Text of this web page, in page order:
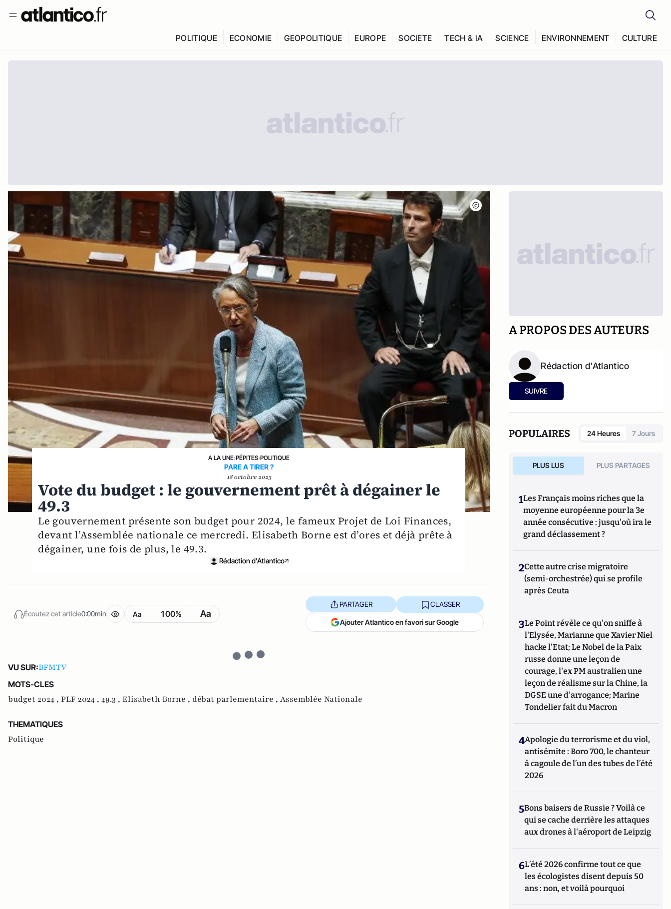
POLITIQUE ECONOMIE GEOPOLITIQUE EUROPE SOCIETE TECH & IA SCIENCE ENVIRONNEMENT CULTURE
A LA UNE›PÉPITES›POLITIQUE
PARE A TIRER ?
18 octobre 2023
Vote du budget : le gouvernement prêt à dégainer le
49.3
Le gouvernement présente son budget pour 2024, le fameux Projet de Loi Finances,
devant l’Assemblée nationale ce mercredi. Elisabeth Borne est d’ores et déjà prête à
dégainer, une fois de plus, le 49.3.
Rédaction d'Atlantico
Écoutez cet article0:00min Aa 100% Aa
PARTAGER CLASSER
Ajouter Atlantico en favori sur Google
VU SUR:BFMTV
MOTS-CLES
budget 2024 , PLF 2024 , 49.3 , Elisabeth Borne , débat parlementaire , Assemblée Nationale
THEMATIQUES
Politique
A PROPOS DES AUTEURS
Rédaction d'Atlantico
SUIVRE
POPULAIRES 24 Heures 7 Jours
PLUS LUS PLUS PARTAGES
1Les Français moins riches que la
moyenne européenne pour la 3e
année consécutive : jusqu'où ira le
grand déclassement ?
2Cette autre crise migratoire
(semi-orchestrée) qui se profile
après Ceuta
3Le Point révèle ce qu'on sniffe à
l'Elysée, Marianne que Xavier Niel
hacke l'Etat; Le Nobel de la Paix
russe donne une leçon de
courage, l'ex PM australien une
leçon de réalisme sur la Chine, la
DGSE une d'arrogance; Marine
Tondelier fait du Macron
4Apologie du terrorisme et du viol,
antisémite : Boro 700, le chanteur
à cagoule de l’un des tubes de l’été
2026
5Bons baisers de Russie ? Voilà ce
qui se cache derrière les attaques
aux drones à l'aéroport de Leipzig
6L’été 2026 confirme tout ce que
les écologistes disent depuis 50
ans : non, et voilà pourquoi